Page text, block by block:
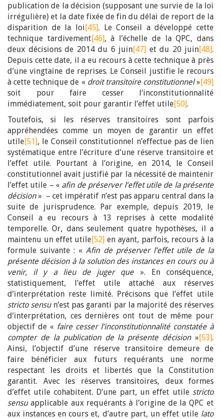
publication de la décision (supposant une survie de la loi
irrégulière) et la date fixée de fin du délai de report de la
disparition de la loi[45]. Le Conseil a développé cette
technique tardivement[46], à l’échelle de la QPC, dans
deux décisions de 2014 du 6 juin[47] et du 20 juin[48].
Depuis cette date, il a eu recours à cette technique à près
d’une vingtaine de reprises. Le Conseil justifie le recours
à cette technique de « droit transitoire constitutionnel»[49]
soit pour faire cesser l’inconstitutionnalité
immédiatement, soit pour garantir l’effet utile[50].
Toutefois, si les réserves transitoires sont parfois
appréhendées comme un moyen de garantir un effet
utile[51], le Conseil constitutionnel n’effectue pas de lien
systématique entre l’écriture d’une réserve transitoire et
l’effet utile. Pourtant à l’origine, en 2014, le Conseil
constitutionnel avait justifié par la nécessité de maintenir
l’effet utile – « afin de préserver l’effet utile de la présente
décision» – cet impératif n’est pas apparu central dans la
suite de jurisprudence. Par exemple, depuis 2019, le
Conseil a eu recours à 13 reprises à cette modalité
temporelle. Or, dans seulement quatre hypothèses, il a
maintenu un effet utile[52] en ayant, parfois, recours à la
formule suivante : «Afin de préserver l’effet utile de la
présente décision à la solution des instances en cours ou à
venir, il y a lieu de juger que». En conséquence,
statistiquement, l’effet utile attaché aux réserves
d’interprétation reste limité. Précisons que l’effet utile
stricto sensun’est pas garanti par la majorité des réserves
d’interprétation, ces dernières ont tout de même pour
objectif de « faire cesser l’inconstitutionnalité constatée à
compter de la publication de la présente décision»[53].
Ainsi, l’objectif d’une réserve transitoire demeure de
faire bénéficier aux futurs requérants une norme
respectant les droits et libertés que la Constitution
garantit. Avec les réserves transitoires, deux formes
d’effet utile cohabitent. D’une part, un effet utile stricto
sensuapplicable aux requérants à l’origine de la QPC et
aux instances en cours et, d’autre part, un effet utile lato